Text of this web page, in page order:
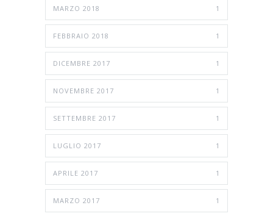
MARZO 2018 1
FEBBRAIO 2018 1
DICEMBRE 2017 1
NOVEMBRE 2017 1
SETTEMBRE 2017 1
LUGLIO 2017 1
APRILE 2017 1
MARZO 2017 1